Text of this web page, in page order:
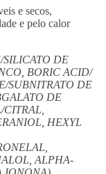
e secos,
e pelo calor
SILICATO DE
BORIC ACID/
SUBNITRATO DE
DE
HEXYL
ALPHA-